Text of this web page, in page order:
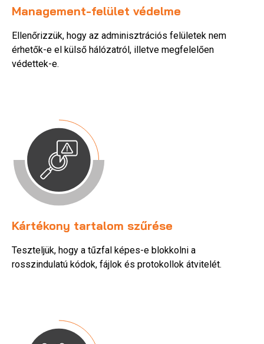
Management-felület védelme
Ellenőrizzük, hogy az adminisztrációs felületek nem
érhetők-e el külső hálózatról, illetve megfelelően
védettek-e.
Kártékony tartalom szűrése
Teszteljük, hogy a tűzfal képes-e blokkolni a
rosszindulatú kódok, fájlok és protokollok átvitelét.